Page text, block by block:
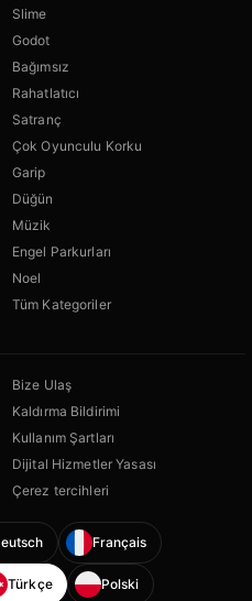
Slime
Godot
Bağımsız
Rahatlatıcı
Satranç
Çok Oyunculu Korku
Garip
Düğün
Müzik
Engel Parkurları
Noel
Tüm Kategoriler
Bize Ulaş
Kaldırma Bildirimi
Kullanım Şartları
Dijital Hizmetler Yasası
Çerez tercihleri
Français
Türkçe Polski